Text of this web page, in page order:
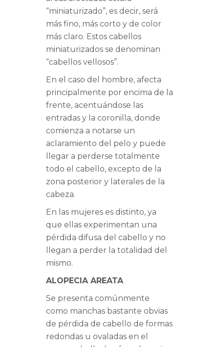
“miniaturizado”, es decir, será
más fino, más corto y de color
más claro. Estos cabellos
miniaturizados se denominan
“cabellos vellosos”.
En el caso del hombre, afecta
principalmente por encima de la
frente, acentuándose las
entradas y la coronilla, donde
comienza a notarse un
aclaramiento del pelo y puede
llegar a perderse totalmente
todo el cabello, excepto de la
zona posterior y laterales de la
cabeza.
En las mujeres es distinto, ya
que ellas experimentan una
pérdida difusa del cabello y no
llegan a perder la totalidad del
mismo.
ALOPECIA AREATA
Se presenta comúnmente
como manchas bastante obvias
de pérdida de cabello de formas
redondas u ovaladas en el